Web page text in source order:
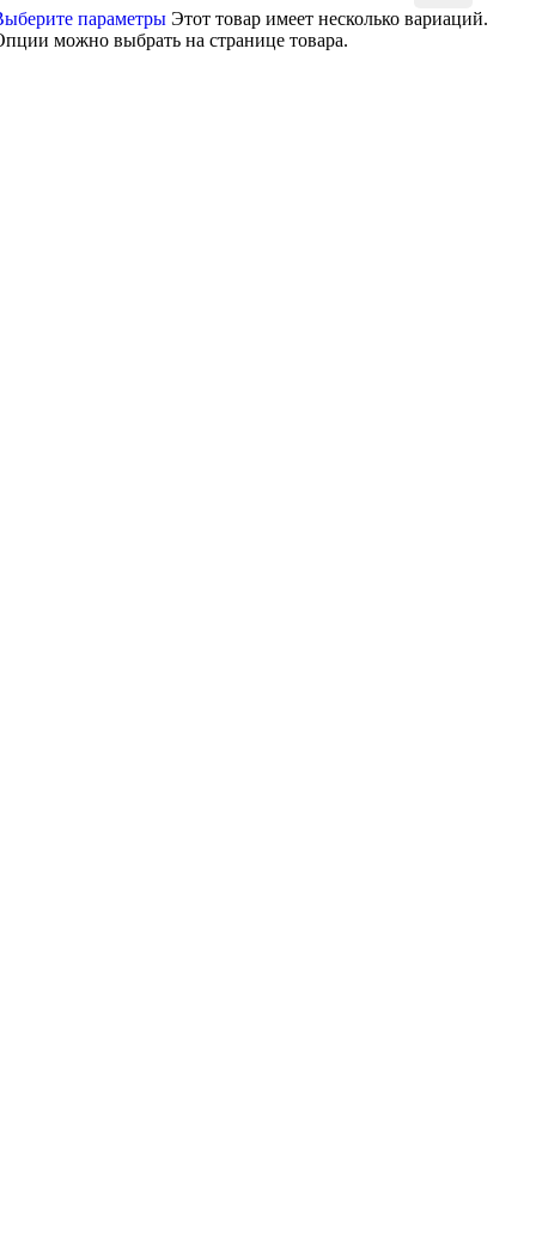
параметры Этот товар имеет несколько вариаций.
можно выбрать на странице товара.